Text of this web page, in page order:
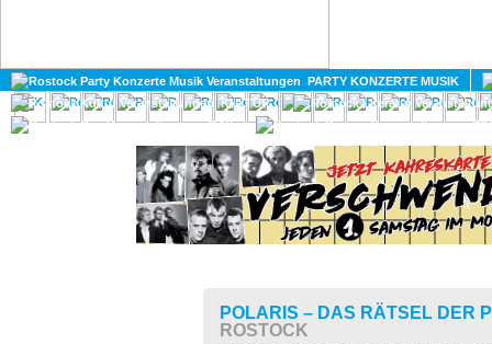
PARTY KONZERTE MUSIK
KULTUR
GAY
POLARIS – DAS RÄTSEL DER
ROSTOCK